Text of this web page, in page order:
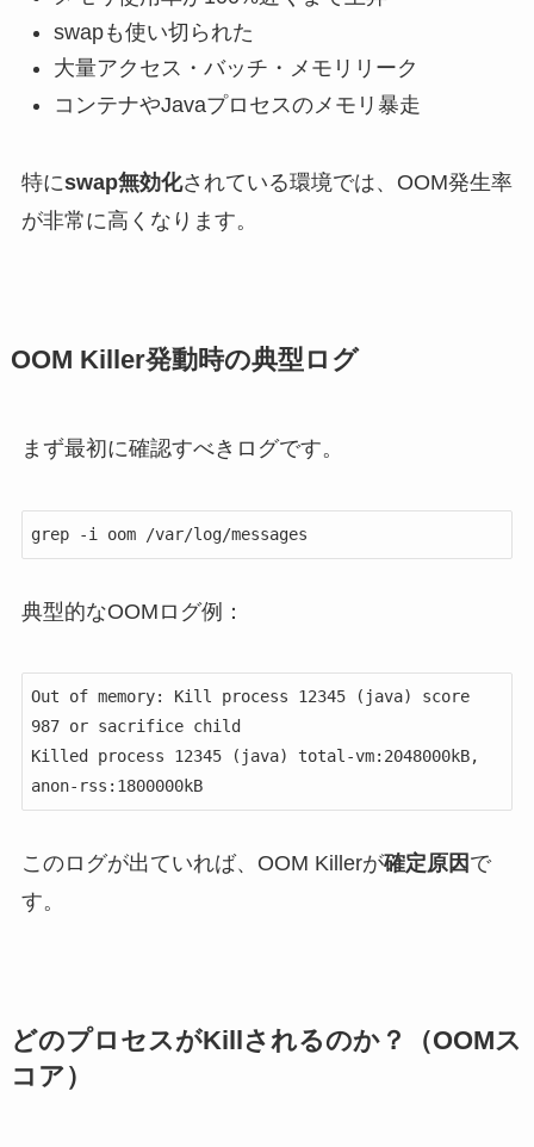
swapも使い切られた
大量アクセス・バッチ・メモリリーク
コンテナやJavaプロセスのメモリ暴走
特にswap無効化されている環境では、OOM発生率
が非常に高くなります。
OOM Killer発動時の典型ログ
まず最初に確認すべきログです。
grep -i oom /var/log/messages
典型的なOOMログ例：
Out of memory: Kill process 12345 (java) score
987 or sacrifice child
Killed process 12345 (java) total-vm:2048000kB,
anon-rss:1800000kB
このログが出ていれば、OOM Killerが確定原因 で
す。
どのプロセスがKillされるのか？（OOMス
コア）